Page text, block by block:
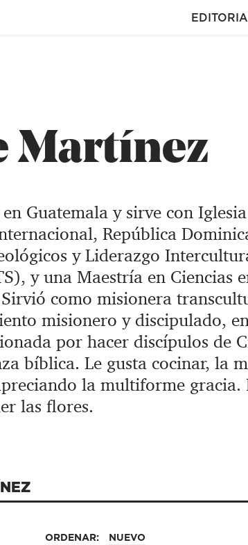
Martínez
Guatemala y sirve con
República
y Liderazgo
y una Maestría en Ciencias
como misionera
misionero y discipulado,
por hacer discípulos de
bíblica. Le gusta cocinar, la
la multiforme gracia.
las flores.
ORDENAR: NUEVO